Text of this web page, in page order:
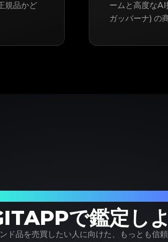
規品かど
ームと高度な
ガッバーナ) の
で鑑定し
ド品を売買したい人に向けた、もっとも信